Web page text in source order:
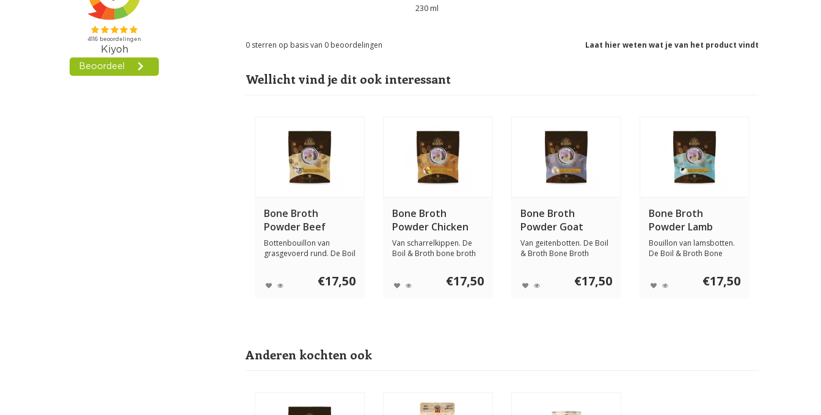
230 ml
Laat hier weten wat je van het product vindt
0 sterren op basis van 0 beoordelingen
Wellicht vind je dit ook interessant
Bone Broth
Powder Beef
Bottenbouillon van
grasgevoerd rund. De Boil
€17,50
Bone Broth
Powder Chicken
Van scharrelkippen. De
Boil & Broth bone broth
€17,50
Bone Broth
Powder Goat
Van geitenbotten. De Boil
& Broth Bone Broth
€17,50
Bone Broth
Powder Lamb
Bouillon van lamsbotten.
De Boil & Broth Bone
€17,50
Anderen kochten ook